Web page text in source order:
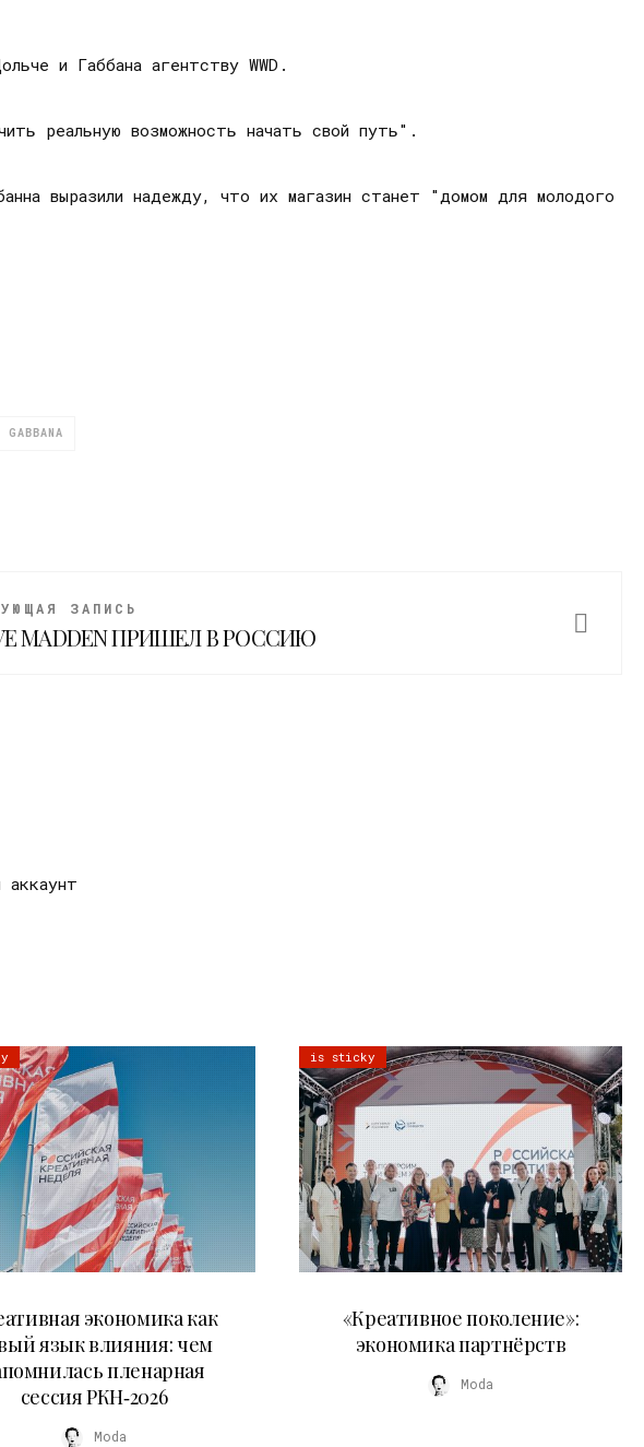
и Габбана агентству WWD.
реальную возможность начать свой путь".
выразили надежду, что их магазин станет "домом для молодого
ЗАПИСЬ
MADDEN ПРИШЕЛ В РОССИЮ
аккаунт
экономика как
язык влияния: чем
пленарная
сессия РКН‑2026
Moda
is sticky
«Креативное поколение»:
экономика партнёрств
Moda